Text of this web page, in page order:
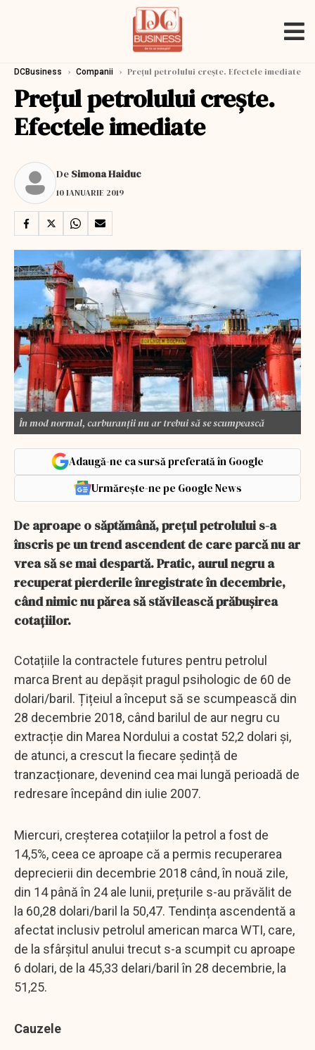
DCBusiness › Companii › Prețul petrolului crește. Efectele imediate
Prețul petrolului crește.
Efectele imediate
De Simona Haiduc
10 IANUARIE 2019
În mod normal, carburanții nu ar trebui să se scumpească
Adaugă-ne ca sursă preferată în Google
Urmărește-ne pe Google News
De aproape o săptămână, prețul petrolului s-a
înscris pe un trend ascendent de care parcă nu ar
vrea să se mai despartă. Pratic, aurul negru a
recuperat pierderile înregistrate în decembrie,
când nimic nu părea să stăvilească prăbușirea
cotațiilor.
Cotațiile la contractele futures pentru petrolul
marca Brent au depășit pragul psihologic de 60 de
dolari/baril. Țițeiul a început să se scumpească din
28 decembrie 2018, când barilul de aur negru cu
extracție din Marea Nordului a costat 52,2 dolari și,
de atunci, a crescut la fiecare ședință de
tranzacționare, devenind cea mai lungă perioadă de
redresare începând din iulie 2007.
Miercuri, creșterea cotațiilor la petrol a fost de
14,5%, ceea ce aproape că a permis recuperarea
deprecierii din decembrie 2018 când, în nouă zile,
din 14 până în 24 ale lunii, prețurile s-au prăvălit de
la 60,28 dolari/baril la 50,47. Tendința ascendentă a
afectat inclusiv petrolul american marca WTI, care,
de la sfârșitul anului trecut s-a scumpit cu aproape
6 dolari, de la 45,33 delari/baril în 28 decembrie, la
51,25.
Cauzele